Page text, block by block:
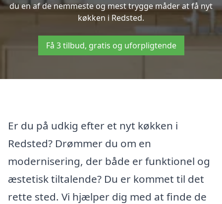
du en af de nemmeste og mest trygge måder at få nyt
køkken i Redsted.
Få 3 tilbud, gratis og uforpligtende
Er du på udkig efter et nyt køkken i
Redsted? Drømmer du om en
modernisering, der både er funktionel og
æstetisk tiltalende? Du er kommet til det
rette sted. Vi hjælper dig med at finde de